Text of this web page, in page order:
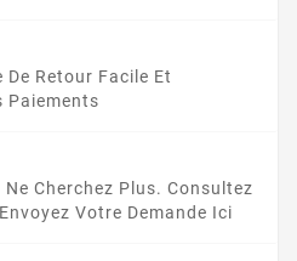
De Retour Facile Et
Paiements
Ne Cherchez Plus. Consultez
Votre Demande Ici